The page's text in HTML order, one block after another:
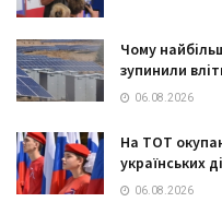
Чому
зупинили
06.08.2026
На ТОТ
українських
06.08.2026